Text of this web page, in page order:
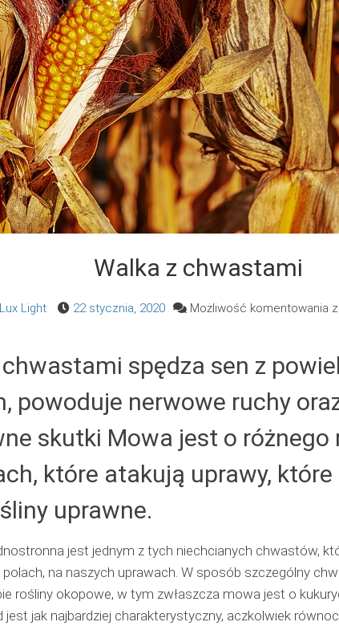
Walka z chwastami
Light 22 stycznia, 2020 Możliwość komentowania
spędza sen z
powoduje nerwowe ruchy
skutki Mowa jest o różnego
które atakują uprawy,
uprawne.
jest jednym z tych niechcianych chwastów,
polach, na naszych uprawach. W sposób szczególny
rośliny okopowe, w tym zwłaszcza mowa jest o
jest jak najbardziej charakterystyczny, aczkolwiek